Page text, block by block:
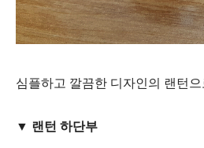
심플하고 깔끔한 디자인의 랜턴
▼ 랜턴 하단부